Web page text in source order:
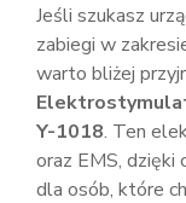
Jeśli szukasz
zabiegi w
warto bliżej
Y-1018. Ten
oraz EMS, dzięki
dla osób, które